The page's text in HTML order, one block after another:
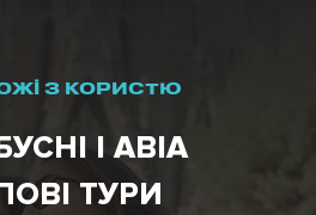
І АВІА
ТУРИ
З КОРИСТЮ